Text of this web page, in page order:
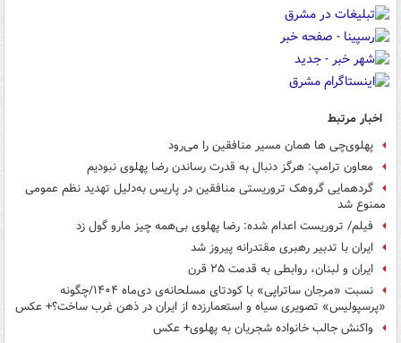
اخبار مرتبط
پهلوی‌چی ها همان مسیر منافقین را می‌رود
معاون ترامپ: هرگز دنبال به قدرت رساندن رضا پهلوی نبودیم
گردهمایی گروهک تروریستی منافقین در پاریس به‌دلیل تهدید نظم عمومی
ممنوع شد
فیلم/ تروریست اعدام شده: رضا پهلوی بی‌همه چیز مارو گول زد
ایران با تدبیر رهبری مقتدرانه پیروز شد
ایران و لبنان، روابطی به قدمت ۲۵ قرن
نسبت «مرجان ساتراپی» با کودتای مسلحانه‌ی دی‌ماه ۱۴۰۴/چگونه
«پرسپولیس» تصویری سیاه و استعمارزده از ایران در ذهن غرب ساخت؟+ عکس
واکنش جالب خانواده شجریان به پهلوی+ عکس